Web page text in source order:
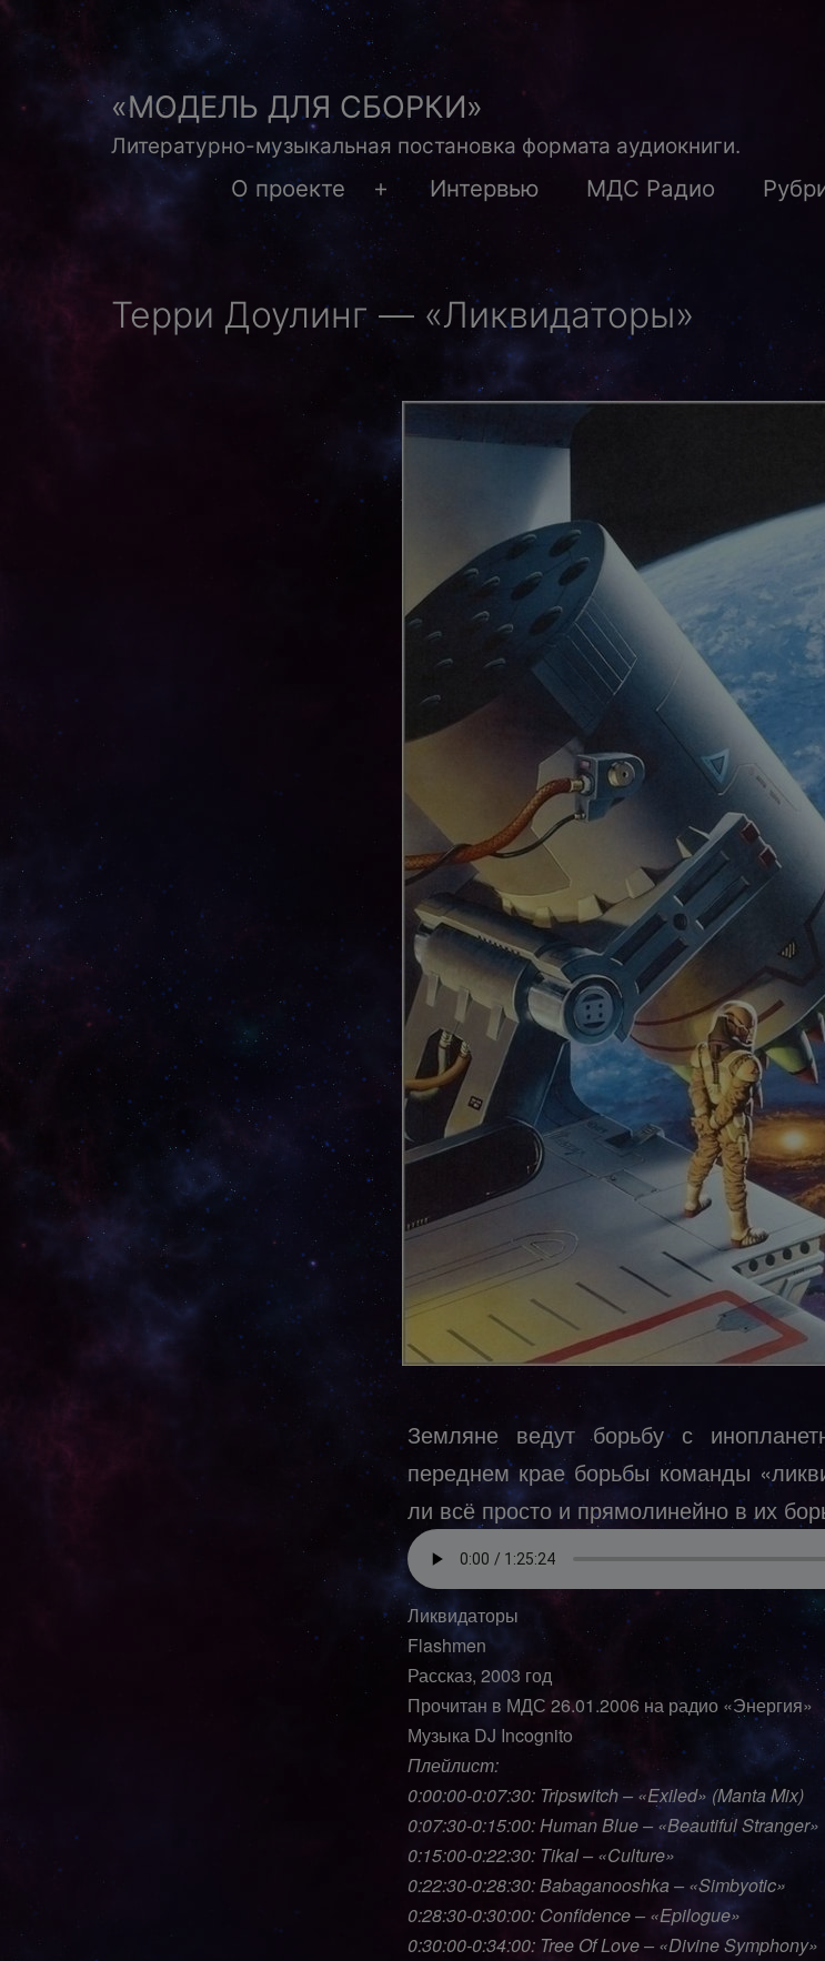
Перейти
содержимому«МОДЕЛЬ ДЛЯ СБОРКИ»
Литературно-музыкальная постановка формата аудиокниги.
О проекте
Открыть
меню
Интервью МДС Радио
Терри Доулинг — «Ликвидаторы»
Земляне ведут борьбу с
переднем крае борьбы команды
ли всё просто и прямолинейно в их
Ликвидаторы
Flashmen
Рассказ, 2003 год
Прочитан в МДС 26.01.2006 на радио «Энергия»
Музыка DJ Incognito
Плейлист:
0:00:00-0:07:30: Tripswitch – «Exiled» (Manta Mix)
0:07:30-0:15:00: Human Blue – «Beautiful Stranger»
0:15:00-0:22:30: Tikal – «Culture»
0:22:30-0:28:30: Babaganooshka – «Simbyotic»
0:28:30-0:30:00: Confidence – «Epilogue»
0:30:00-0:34:00: Tree Of Love – «Divine Symphony»